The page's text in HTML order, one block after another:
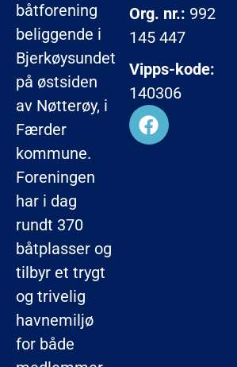
båtforening
beliggende i
Bjerkøysundet
på østsiden
av Nøtterøy, i
Færder
kommune.
Foreningen
har i dag
rundt 370
båtplasser og
tilbyr et trygt
og trivelig
havnemiljø
for både
Org. nr.: 992
145 447
Vipps-kode:
140306